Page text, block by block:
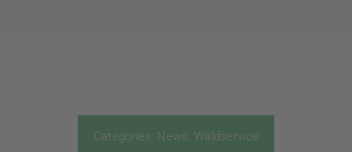
Categories: News, Waldservice